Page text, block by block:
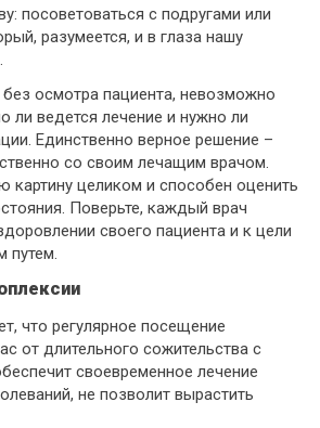
посоветоваться с подругами или
разумеется, и в глаза нашу
без осмотра пациента, невозможно
ли ведется лечение и нужно ли
Единственно верное решение –
со своим лечащим врачом.
картину целиком и способен оценить
Поверьте, каждый врач
своего пациента и к цели
путем.
что регулярное посещение
от длительного сожительства с
своевременное лечение
не позволит вырастить